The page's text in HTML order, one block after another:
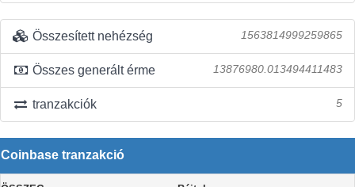
Összesített nehézség 1563814999259865
Összes generált érme 13876980.013494411483
tranzakciók 5
Coinbase tranzakció